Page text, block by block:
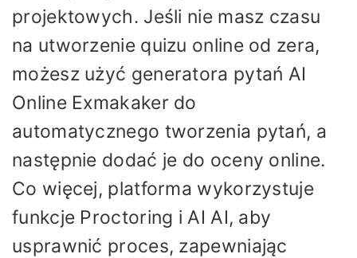
projektowych. Jeśli nie masz czasu
na utworzenie quizu online od zera,
możesz użyć generatora pytań AI
Online Exmakaker do
automatycznego tworzenia pytań, a
następnie dodać je do oceny online.
Co więcej, platforma wykorzystuje
funkcje Proctoring i AI AI, aby
usprawnić proces, zapewniając